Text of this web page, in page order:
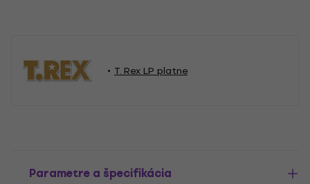
T. Rex LP platne
Parametre a špecifikácia